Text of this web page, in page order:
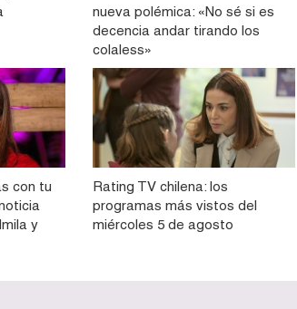
nueva polémica: «No sé si es
decencia andar tirando los
colaless»
con tu
y
Rating TV chilena: los
programas más vistos del
miércoles 5 de agosto